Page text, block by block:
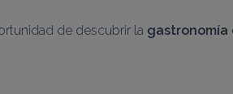
de descubrir la gastronomía